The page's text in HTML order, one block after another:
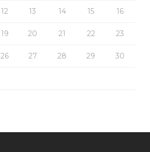
12 13 14 15 16
19 20 21 22 23
26 27 28 29 30